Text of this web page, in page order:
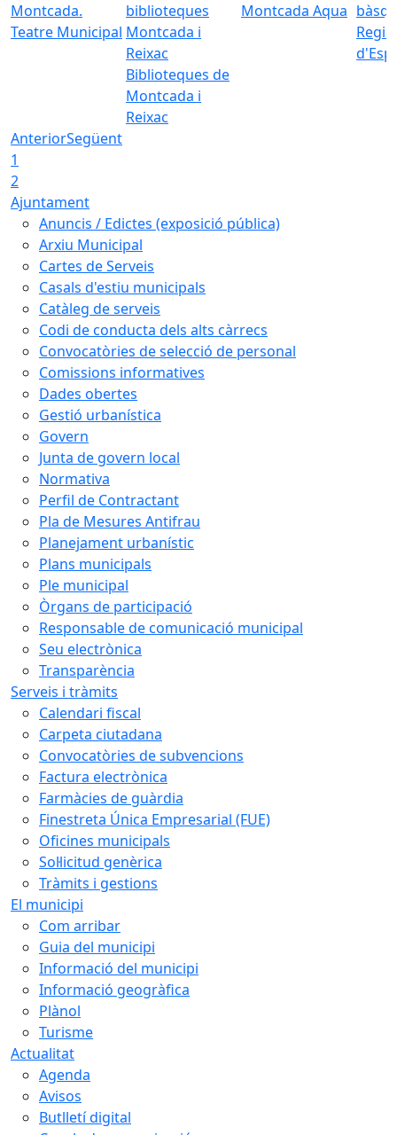
Teatre Municipal
Biblioteques de
Montcada i
Reixac
Montcada Aqua
AnteriorSegüent
1
2
Ajuntament
Anuncis / Edictes (exposició pública)
Arxiu Municipal
Cartes de Serveis
Casals d'estiu municipals
Catàleg de serveis
Codi de conducta dels alts càrrecs
Convocatòries de selecció de personal
Comissions informatives
Dades obertes
Gestió urbanística
Govern
Junta de govern local
Normativa
Perfil de Contractant
Pla de Mesures Antifrau
Planejament urbanístic
Plans municipals
Ple municipal
Òrgans de participació
Responsable de comunicació municipal
Seu electrònica
Transparència
Serveis i tràmits
Calendari fiscal
Carpeta ciutadana
Convocatòries de subvencions
Factura electrònica
Farmàcies de guàrdia
Finestreta Única Empresarial (FUE)
Oficines municipals
Sol·licitud genèrica
Tràmits i gestions
El municipi
Com arribar
Guia del municipi
Informació del municipi
Informació geogràfica
Plànol
Turisme
Actualitat
Agenda
Avisos
Butlletí digital